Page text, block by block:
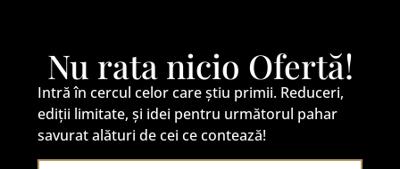
Nu rata nicio Ofertă!
Intră în cercul celor care știu primii. Reduceri,
ediții limitate, și idei pentru următorul pahar
savurat alături de cei ce contează!